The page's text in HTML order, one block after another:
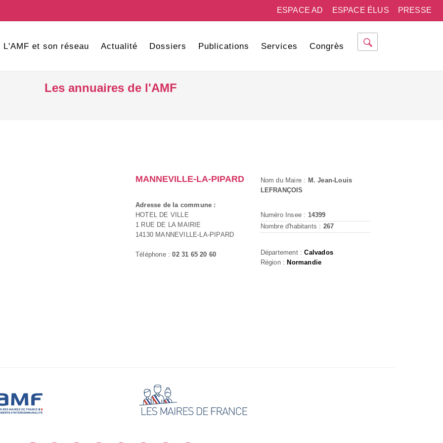
PRESSE
ESPACE ÉLUS
ESPACE AD
L'AMF et son réseau Actualité Dossiers Publications Services Congrès
Les annuaires de l'AMF
MANNEVILLE-LA-PIPARD
Adresse de la commune :
HOTEL DE VILLE
1 RUE DE LA MAIRIE
14130 MANNEVILLE-LA-PIPARD
Téléphone :02 31 65 20 60
Nom du Maire : M. Jean-Louis
LEFRANÇOIS
Numéro Insee : 14399
Nombre d'habitants : 267
Département :Calvados
Région : Normandie